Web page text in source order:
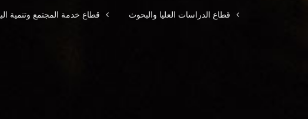
قطاع الدراسات العليا والبحوث قطاع خدمة المجتمع وتنمية